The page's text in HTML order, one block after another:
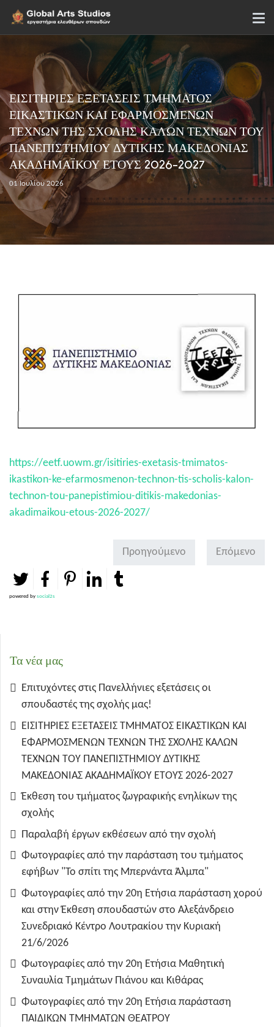
ΕΙΣΙΤΗΡΙΕΣ ΕΞΕΤΑΣΕΙΣ ΤΜΗΜΑΤΟΣ
ΕΙΚΑΣΤΙΚΩΝ ΚΑΙ ΕΦΑΡΜΟΣΜΕΝΩΝ
ΤΕΧΝΩΝ ΤΗΣ ΣΧΟΛΗΣ ΚΑΛΩΝ ΤΕΧΝΩΝ ΤΟΥ
ΠΑΝΕΠΙΣΤΗΜΙΟΥ ΔΥΤΙΚΗΣ ΜΑΚΕΔΟΝΙΑΣ
ΑΚΑΔΗΜΑΪΚΟΥ ΕΤΟΥΣ 2026-2027
01 Ιουλίου 2026
https://eetf.uowm.gr/isitiries-exetasis-tmimatos-
ikastikon-ke-efarmosmenon-technon-tis-scholis-kalon-
technon-tou-panepistimiou-ditikis-makedonias-
akadimaikou-etous-2026-2027/
Προηγούμενο Επόμενο
powered by social2s
Τα νέα μας
Επιτυχόντες στις Πανελλήνιες εξετάσεις οι
σπουδαστές της σχολής μας!
ΕΙΣΙΤΗΡΙΕΣ ΕΞΕΤΑΣΕΙΣ ΤΜΗΜΑΤΟΣ ΕΙΚΑΣΤΙΚΩΝ ΚΑΙ
ΕΦΑΡΜΟΣΜΕΝΩΝ ΤΕΧΝΩΝ ΤΗΣ ΣΧΟΛΗΣ ΚΑΛΩΝ
ΤΕΧΝΩΝ ΤΟΥ ΠΑΝΕΠΙΣΤΗΜΙΟΥ ΔΥΤΙΚΗΣ
ΜΑΚΕΔΟΝΙΑΣ ΑΚΑΔΗΜΑΪΚΟΥ ΕΤΟΥΣ 2026-2027
Έκθεση του τμήματος ζωγραφικής ενηλίκων της
σχολής
Παραλαβή έργων εκθέσεων από την σχολή
Φωτογραφίες από την παράσταση του τμήματος
εφήβων "Το σπίτι της Μπερνάντα Άλμπα"
Φωτογραφίες από την 20η Ετήσια παράσταση χορού
και στην Έκθεση σπουδαστών στο Αλεξάνδρειο
Συνεδριακό Κέντρο Λουτρακίου την Κυριακή
21/6/2026
Φωτογραφίες από την 20η Ετήσια Μαθητική
Συναυλία Τμημάτων Πιάνου και Κιθάρας
Φωτογραφίες από την 20η Ετήσια παράσταση
ΠΑΙΔΙΚΩΝ ΤΜΗΜΑΤΩΝ ΘΕΑΤΡΟΥ